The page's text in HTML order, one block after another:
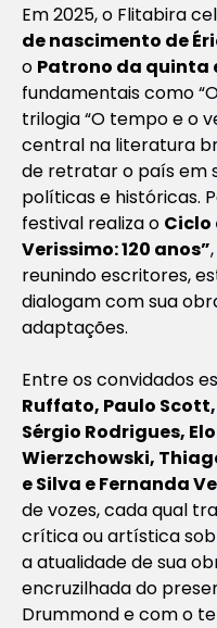
Em 2025, o Flitabira
de nascimento de
o Patrono da quinta
fundamentais como “
trilogia “O tempo e o
central na literatura
de retratar o país em
políticas e históricas.
festival realiza o Ciclo
Verissimo: 120 anos”
reunindo escritores,
dialogam com sua
adaptações.
Entre os convidados
Ruffato, Paulo
Sérgio Rodrigues,
Wierzchowski,
e Silva e Fernanda
de vozes, cada qual
crítica ou artística
a atualidade de sua
encruzilhada do
Drummond e com o